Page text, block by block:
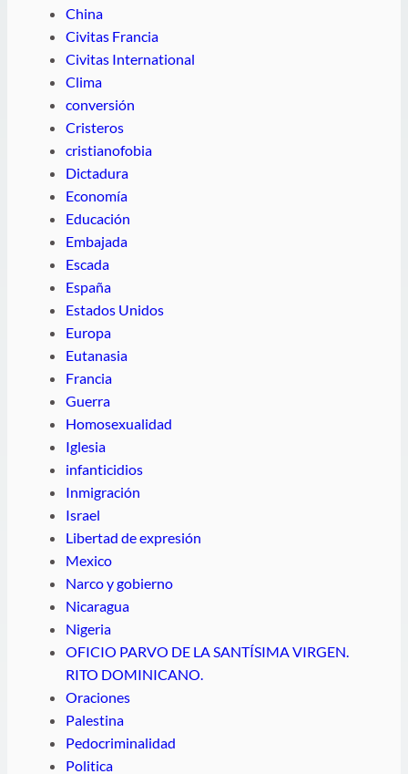
China
Civitas Francia
Civitas International
Clima
conversión
Cristeros
cristianofobia
Dictadura
Economía
Educación
Embajada
Escada
España
Estados Unidos
Europa
Eutanasia
Francia
Guerra
Homosexualidad
Iglesia
infanticidios
Inmigración
Israel
Libertad de expresión
Mexico
Narco y gobierno
Nicaragua
Nigeria
OFICIO PARVO DE LA SANTÍSIMA VIRGEN.
RITO DOMINICANO.
Oraciones
Palestina
Pedocriminalidad
Politica